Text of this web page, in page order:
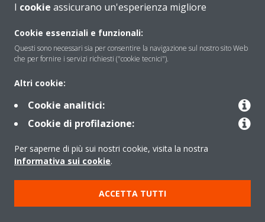
Soluzioni
Periodo di supporto definito
Gruppo Daikin Europe
Copyright © Daikin
Cookies Policy
Policy sulla protezione dei dati
I cookie assicurano un'esperienza migliore
Cookie essenziali e funzionali:
Questi sono necessari sia per consentire la navigazione sul nostro sito Web
che per fornire i servizi richiesti ("cookie tecnici").
Altri cookie:
Cookie analitici:
Cookie di profilazione:
Per saperne di più sui nostri cookie, visita la nostra
Informativa sui cookie.
ACCETTA TUTTI